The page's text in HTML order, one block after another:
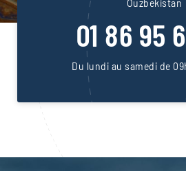
Ouzbekistan
01 86 95
Du lundi au samedi de